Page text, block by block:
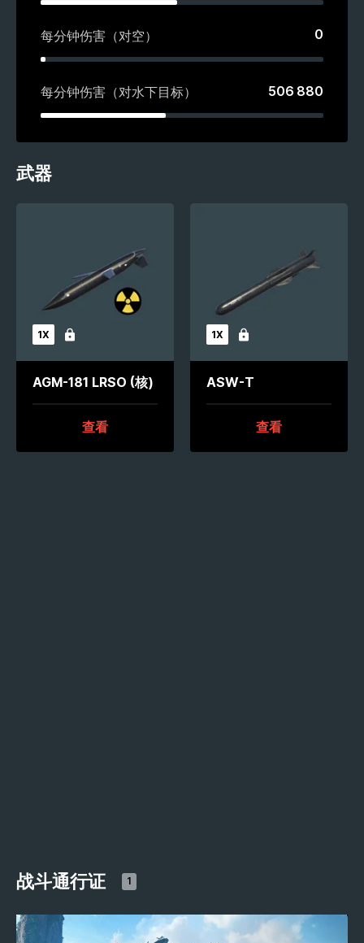
每分钟伤害（对空） 0
每分钟伤害（对水下目标） 506 880
武器
1X 未解锁
AGM-181 LRSO (核)
查看
1X 未解锁
ASW-T
查看
战斗通行证 1